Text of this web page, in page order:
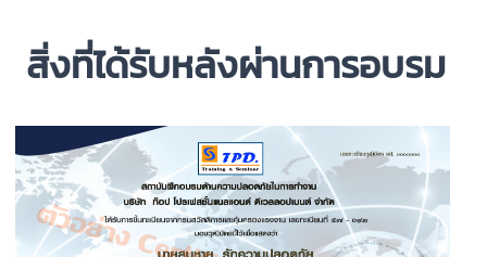
สิ่งที่ได้รับหลังผ่านการอบรม